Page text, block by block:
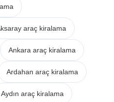
araç kiralama
Ankara araç kiralama
Ardahan araç kiralama
Aydın araç kiralama